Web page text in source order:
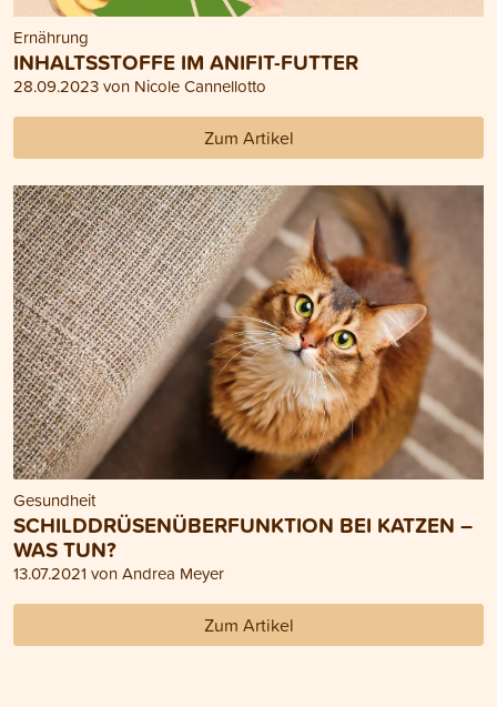
Ernährung
INHALTSSTOFFE IM ANIFIT-FUTTER
28.09.2023 von Nicole Cannellotto
Zum Artikel
Gesundheit
SCHILDDRÜSENÜBERFUNKTION BEI KATZEN –
WAS TUN?
13.07.2021 von Andrea Meyer
Zum Artikel